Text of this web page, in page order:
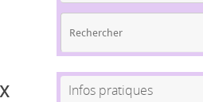
Infos pratiques